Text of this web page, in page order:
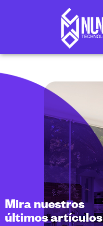
Mira nuestros
últimos artículos